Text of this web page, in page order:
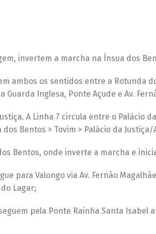
invertem a marcha na Ínsua dos
ambos os sentidos entre a Rotunda
Inglesa, Ponte Açude e Av.
A Linha 7 circula entre o Palácio
Bentos > Tovim > Palácio da Justiça/
Bentos, onde inverte a marcha e
para Valongo via Av. Fernão
Lagar;
pela Ponte Rainha Santa Isabel